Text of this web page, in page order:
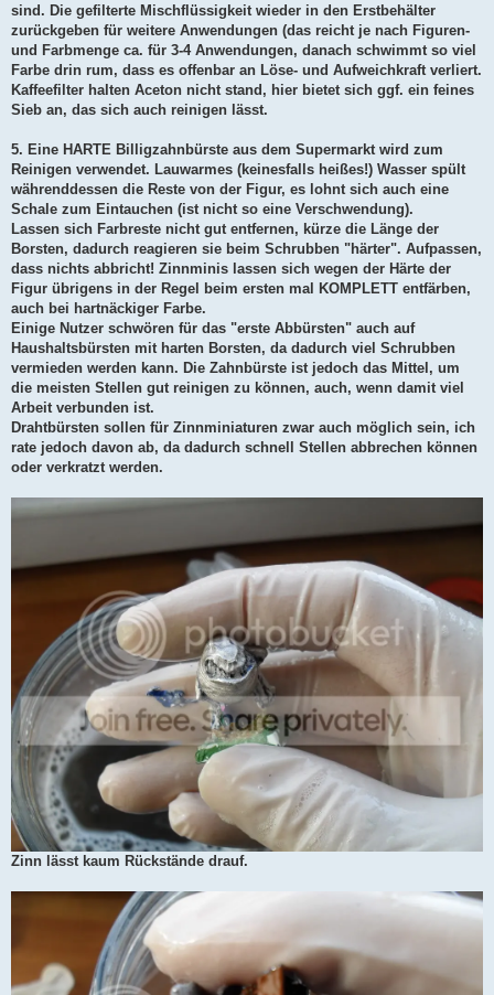
sind. Die gefilterte Mischflüssigkeit wieder in den Erstbehälter
zurückgeben für weitere Anwendungen (das reicht je nach Figuren-
und Farbmenge ca. für 3-4 Anwendungen, danach schwimmt so viel
Farbe drin rum, dass es offenbar an Löse- und Aufweichkraft verliert.
Kaffeefilter halten Aceton nicht stand, hier bietet sich ggf. ein feines
Sieb an, das sich auch reinigen lässt.
5. Eine HARTE Billigzahnbürste aus dem Supermarkt wird zum
Reinigen verwendet. Lauwarmes (keinesfalls heißes!) Wasser spült
währenddessen die Reste von der Figur, es lohnt sich auch eine
Schale zum Eintauchen (ist nicht so eine Verschwendung).
Lassen sich Farbreste nicht gut entfernen, kürze die Länge der
Borsten, dadurch reagieren sie beim Schrubben "härter". Aufpassen,
dass nichts abbricht! Zinnminis lassen sich wegen der Härte der
Figur übrigens in der Regel beim ersten mal KOMPLETT entfärben,
auch bei hartnäckiger Farbe.
Einige Nutzer schwören für das "erste Abbürsten" auch auf
Haushaltsbürsten mit harten Borsten, da dadurch viel Schrubben
vermieden werden kann. Die Zahnbürste ist jedoch das Mittel, um
die meisten Stellen gut reinigen zu können, auch, wenn damit viel
Arbeit verbunden ist.
Drahtbürsten sollen für Zinnminiaturen zwar auch möglich sein, ich
rate jedoch davon ab, da dadurch schnell Stellen abbrechen können
oder verkratzt werden.
Zinn lässt kaum Rückstände drauf.